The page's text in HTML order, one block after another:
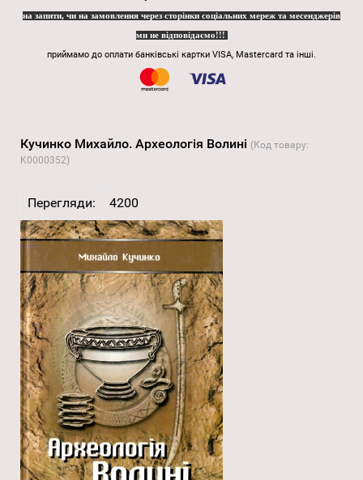
на запити, чи на замовлення через сторінки соціальних мереж та месенджерів
ми не відповідаємо!!!
приймамо до оплати банківські картки VISA, Mastercard та інші.
Кучинко Михайло. Археологія Волині (Код товару:
K0000352)
Перегляди: 4200